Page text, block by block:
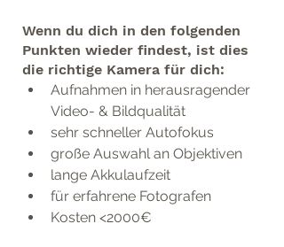
Wenn du dich in den folgenden
Punkten wieder findest, ist dies
die richtige Kamera für dich:
Aufnahmen in herausragender
Video- & Bildqualität
sehr schneller Autofokus
große Auswahl an Objektiven
lange Akkulaufzeit
für erfahrene Fotografen
Kosten <2000€